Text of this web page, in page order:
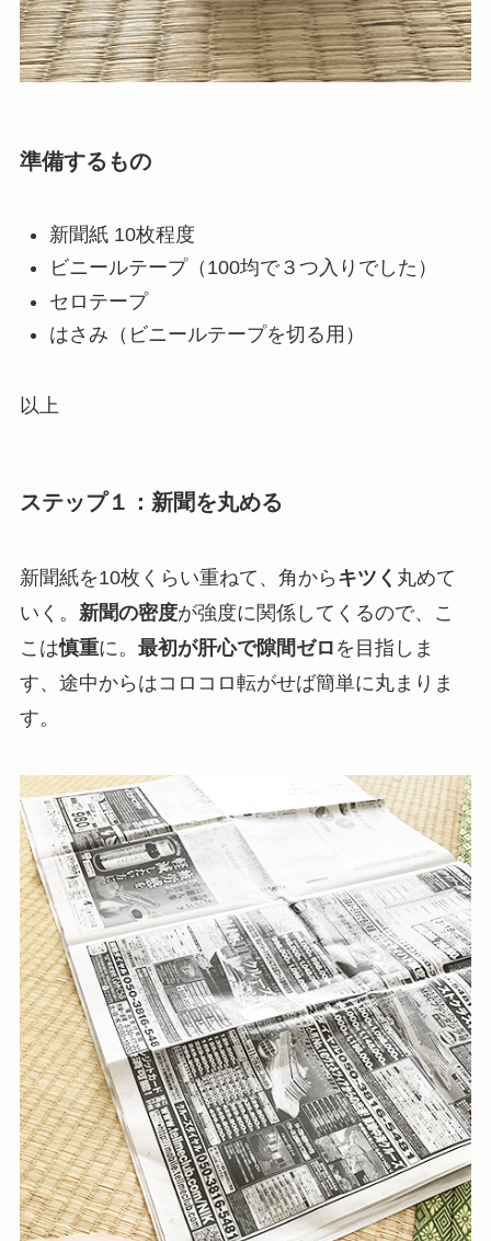
準備するもの
新聞紙 10枚程度
ビニールテープ（100均で３つ入りでした）
セロテープ
はさみ（ビニールテープを切る用）
以上
ステップ１：新聞を丸める
新聞紙を10枚くらい重ねて、角から キツく 丸めて
いく。 新聞の密度が強度に関係してくるので、こ
こは慎重に。 最初が肝心で隙間ゼロ を目指しま
す、途中からはコロコロ転がせば簡単に丸まりま
す。